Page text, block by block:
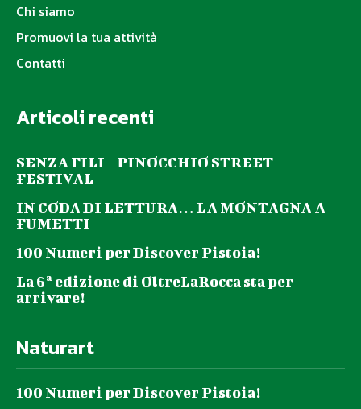
Chi siamo
Promuovi la tua attività
Contatti
Articoli recenti
SENZA FILI – PINOCCHIO STREET
FESTIVAL
IN CODA DI LETTURA… LA MONTAGNA A
FUMETTI
100 Numeri per Discover Pistoia!
La 6ª edizione di OltreLaRocca sta per
arrivare!
Naturart
100 Numeri per Discover Pistoia!